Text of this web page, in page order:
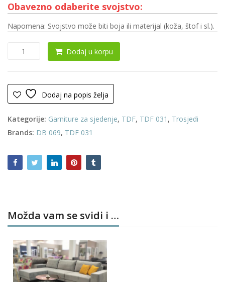
Obavezno odaberite svojstvo:
Napomena: Svojstvo može biti boja ili materijal (koža, štof i sl.).
količina
Dodaj u korpu
Dodaj na popis želja
Kategorije: Garniture za sjedenje, TDF, TDF 031 , Trosjedi
Brands: DB 069, TDF 031
Možda vam se svidi i …